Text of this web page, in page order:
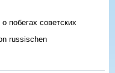
побегах советских
russischen